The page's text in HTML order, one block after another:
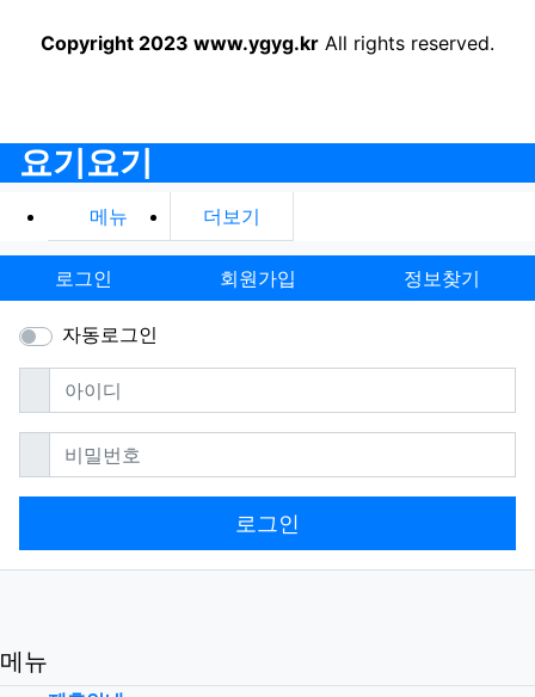
Copyright 2023 www.ygyg.kr All rights reserved.
요기요기
메뉴 더보기
로그인 회원가입 정보찾기
자동로그인
아이디필수
비밀번호필수
로그인
메뉴